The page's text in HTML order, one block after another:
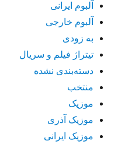
آلبوم ایرانی
آلبوم خارجی
به زودی
تیتراژ فیلم و سریال
دسته‌بندی نشده
منتخب
موزیک
موزیک آذری
موزیک ایرانی